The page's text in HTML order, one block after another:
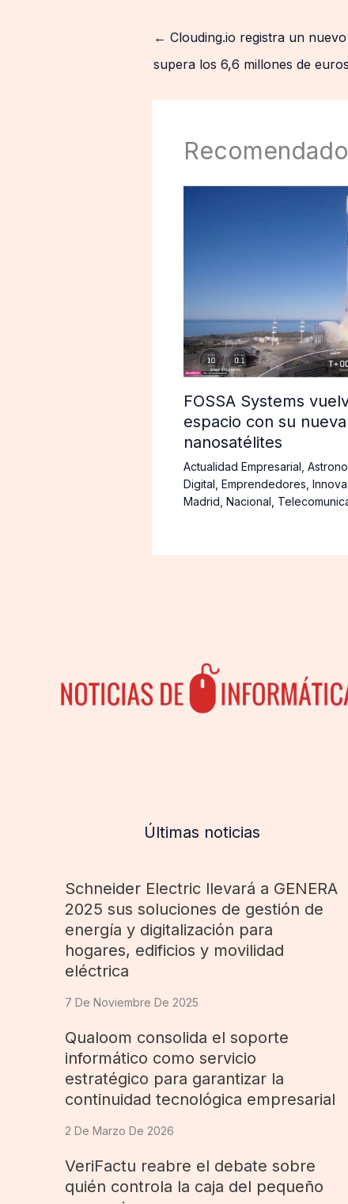
← Clouding.io registra un
supera los 6,6 millones de
Recomendado
FOSSA Systems
espacio con su
nanosatélites
Actualidad Empresarial
Digital Emprendedores
Madrid Nacional
Últimas noticias
Schneider Electric llevará a GENERA
2025 sus soluciones de gestión de
energía y digitalización para
hogares, edificios y movilidad
eléctrica
7 De Noviembre De 2025
Qualoom consolida el soporte
informático como servicio
estratégico para garantizar la
continuidad tecnológica empresarial
2 De Marzo De 2026
VeriFactu reabre el debate sobre
quién controla la caja del pequeño